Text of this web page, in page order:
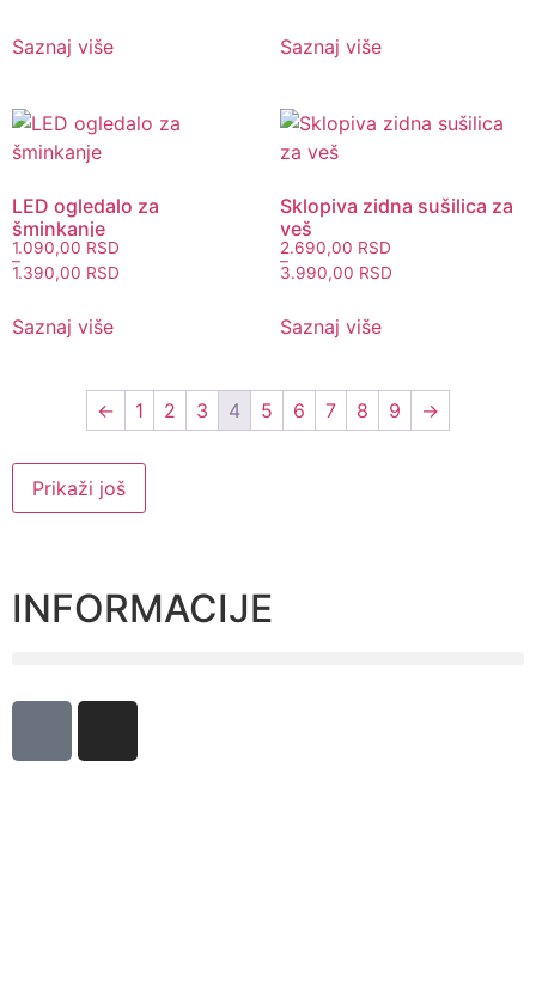
Saznaj više Saznaj više
LED ogledalo za
šminkanje
1.090,00 RSD
–
1.390,00 RSD
Saznaj više
Sklopiva zidna sušilica za
veš
2.690,00 RSD
–
3.990,00 RSD
Saznaj više
← 1 2 3 4 5 6 7 8 9 →
Prikaži još
INFORMACIJE